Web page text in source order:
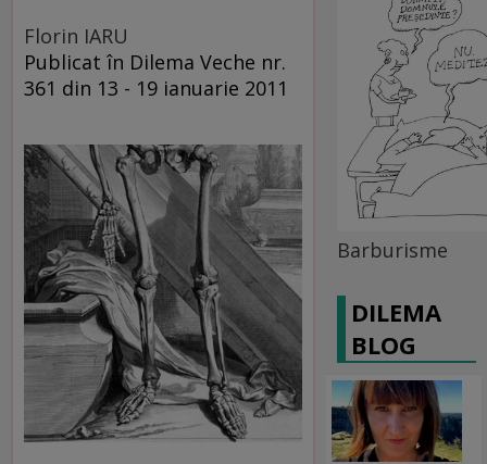
Florin IARU
Publicat în Dilema Veche nr.
361 din 13 - 19 ianuarie 2011
Barburisme
DILEMA
BLOG